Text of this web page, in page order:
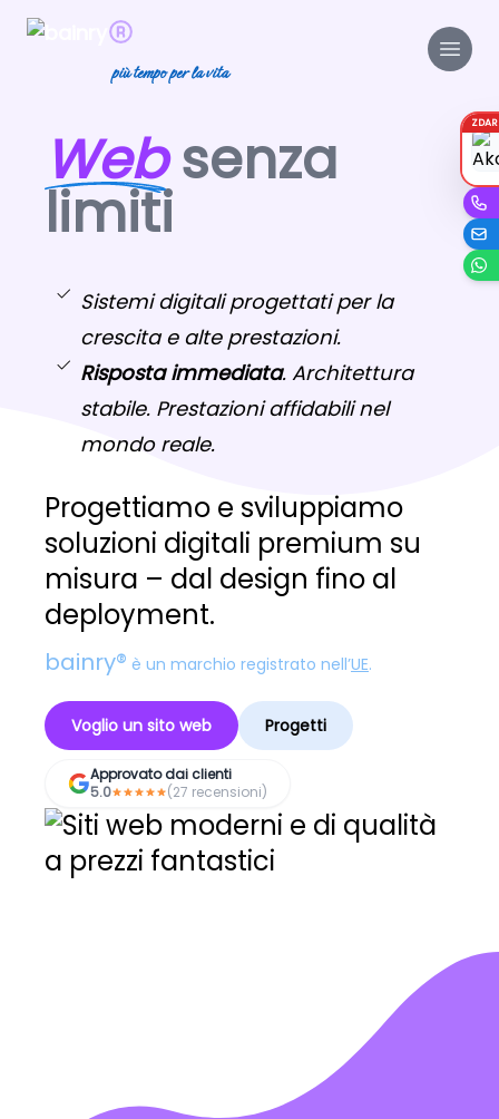
più tempo per la vita
Websenza
limiti
Sistemi digitali progettati per la
crescita e alte prestazioni.
Risposta immediata. Architettura
stabile. Prestazioni affidabili nel
mondo reale.
Progettiamo e sviluppiamo
soluzioni digitali premium su
misura – dal design fino al
deployment.
bainry® è un marchio registrato nell’UE.
Voglio un sito web Progetti
Approvato dai clienti
5.0
(27 recensioni)